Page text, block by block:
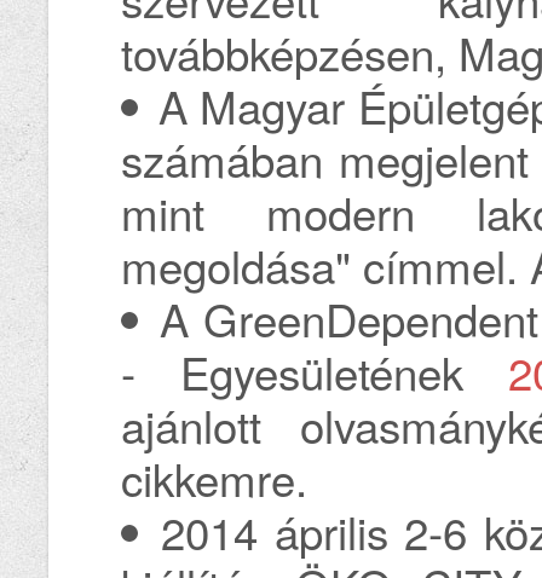
továbbképzésen,
A Magyar
számában
mint modern
megoldása"
A
- Egyesületének
ajánlott
cikkemre.
2014 április 2-6